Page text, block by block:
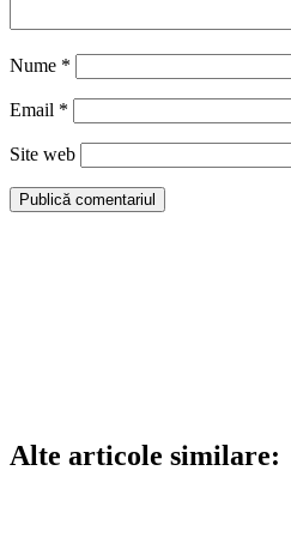
Nume *
Email *
Site web
Alte articole similare: